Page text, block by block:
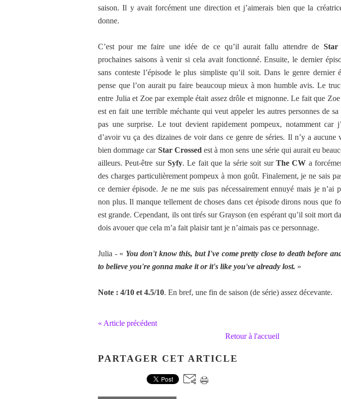
saison. Il y avait forcément une direction et j’aimerais bien que la
donne.
C’est pour me faire une idée de ce qu’il aurait fallu attendre de Star
prochaines saisons à venir si cela avait fonctionné. Ensuite, le dernier
sans conteste l’épisode le plus simpliste qu’il soit. Dans le genre dernier
pense que l’on aurait pu faire beaucoup mieux à mon humble avis. Le
entre Julia et Zoe par exemple était assez drôle et mignonne. Le fait que
est en fait une terrible méchante qui veut appeler les autres personnes de
pas une surprise. Le tout devient rapidement pompeux, notamment car
d’avoir vu ça des dizaines de voir dans ce genre de séries. Il n’y a aucune
bien dommage car Star Crossed est à mon sens une série qui aurait eu
ailleurs. Peut-être surSyfy. Le fait que la série soit sur The CW a
des charges particulièrement pompeux à mon goût. Finalement, je ne sais
ce dernier épisode. Je ne me suis pas nécessairement ennuyé mais je n’ai
non plus. Il manque tellement de choses dans cet épisode dirons nous que
est grande. Cependant, ils ont tirés sur Grayson (en espérant qu’il soit mort
dois avouer que cela m’a fait plaisir tant je n’aimais pas ce personnage.
Julia - « You don't know this, but I've come pretty close to death before
to believe you're gonna make it or it's like you've already lost. »
Note : 4/10 et 4.5/10. En bref, une fin de saison (de série) assez décevante.
« Article précédent
Retour à l'accueil
PARTAGER CET ARTICLE